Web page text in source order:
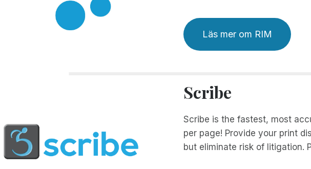
Läs mer om RIM
Scribe
Scribe is the fastest, most
per page! Provide your print
but eliminate risk of litigation.